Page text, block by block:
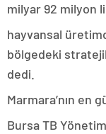
milyar 92 milyon
hayvansal
bölgedeki
dedi.
Marmara’nın en
Bursa TB